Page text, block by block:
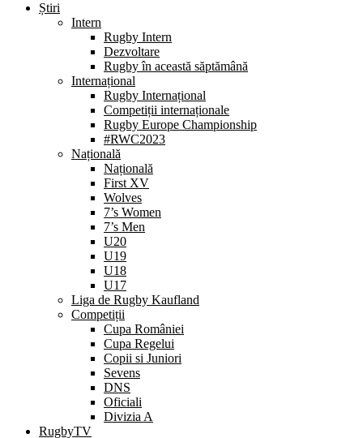
Știri
Intern
Rugby Intern
Dezvoltare
Rugby în această săptămână
Internațional
Rugby Internațional
Competiții internaționale
Rugby Europe Championship
#RWC2023
Națională
Națională
First XV
Wolves
7’s Women
7’s Men
U20
U19
U18
U17
Liga de Rugby Kaufland
Competiții
Cupa României
Cupa Regelui
Copii si Juniori
Sevens
DNS
Oficiali
Divizia A
RugbyTV